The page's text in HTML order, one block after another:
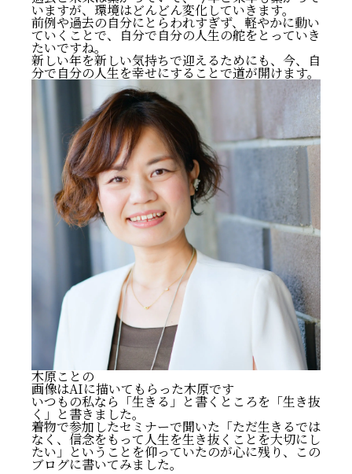
いますが、環境はどんどん変化していきます。
前例や過去の自分にとらわれすぎず、軽やかに動い
ていくことで、自分で自分の人生の舵をとっていき
たいですね。
新しい年を新しい気持ちで迎えるためにも、今、自
分で自分の人生を幸せにすることで道が開けます。
木原ことの
画像はAIに描いてもらった木原です
いつもの私なら「生きる」と書くところを「生き抜
く」と書きました。
着物で参加したセミナーで聞いた「ただ生きるでは
なく、信念をもって人生を生き抜くことを大切にし
たい」ということを仰っていたのが心に残り、この
ブログに書いてみました。